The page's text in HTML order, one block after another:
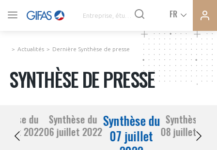
FR
SYNTHÈSE DE PRESSE
Actualités Dernière Synthèse de presse
SYNTHÈSE DE PRESSE
du
05 juillet 2022
Synthèse du
06 juillet 2022
Synthèse du
07 juillet
Synthèse du
08 juillet
VOUS ÊTES ADHÉRENTS
DEMANDE D’ADHÉSION